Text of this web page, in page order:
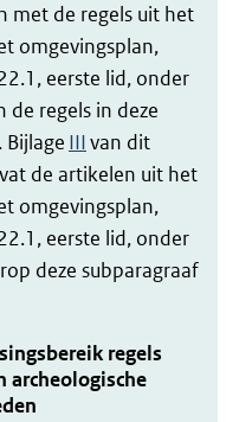
met de regels uit het
omgevingsplan,
eerste lid, onder
de regels in deze
Bijlage IIIvan dit
de artikelen uit het
omgevingsplan,
eerste lid, onder
deze subparagraaf
regels
archeologische